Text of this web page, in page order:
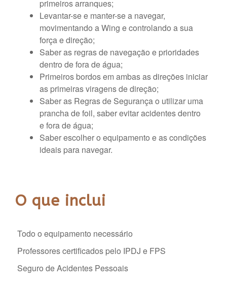
primeiros arranques;
Levantar-se e manter-se a navegar,
movimentando aWing e controlando a sua
força edireção;
Saber as regras de navegação e prioridades
dentro de fora de água;
Primeiros bordos em ambas as direções iniciar
as primeiras viragens de direção;
Saber as Regras de Segurança o utilizar uma
prancha defoil, saber evitar acidentes dentro
efora de água;
Saber escolher o equipamento e as condições
ideais para navegar.
O que inclui
Todo o equipamento necessário
Professores certificados pelo IPDJ e FPS
Seguro de Acidentes Pessoais